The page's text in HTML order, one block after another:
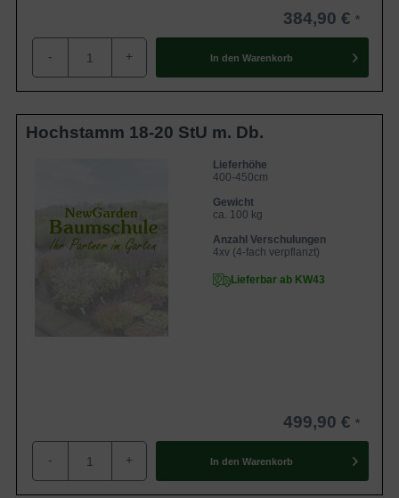
Parkanlagen. Sie liefert ganzjährig einen ausdrucksstarken
Anblick und verwöhnt zusätzlich mit einer extremen
Winterhärte sowie einer pflegeleichten, genügsamen Art.
384,90 €
- + In den Warenkorb
Hochstamm 18-20 StU m. Db.
Lieferhöhe
400-450cm
Gewicht
ca. 100 kg
Anzahl Verschulungen
4xv (4-fach verpflanzt)
Lieferbar ab KW43
499,90 €
- + In den Warenkorb